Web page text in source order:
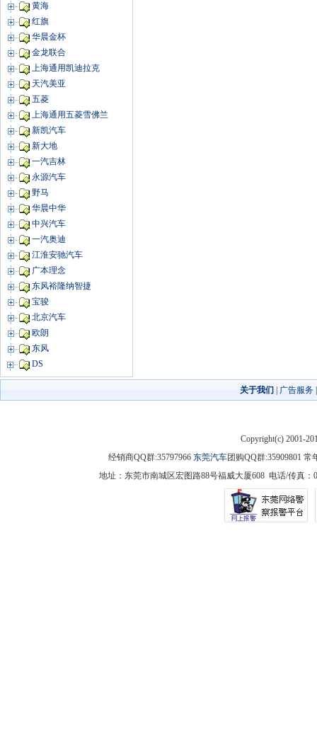
黄海
红旗
华晨金杯
金龙联合
上海通用凯迪拉克
天汽美亚
五菱
上海通用五菱雪佛兰
新凯汽车
新大地
一汽吉林
永源汽车
野马
华晨中华
中兴汽车
一汽奥迪
江淮安驰汽车
广本理念
东风裕隆纳智捷
宝骏
北京汽车
欧朗
东风
DS
关于我们 广告服务
Copyright(c) 2001-
经销商QQ群:35797966 东莞汽车团购QQ群:35909801
地址：东莞市南城区宏图路88号福威大厦608 电话/传真：